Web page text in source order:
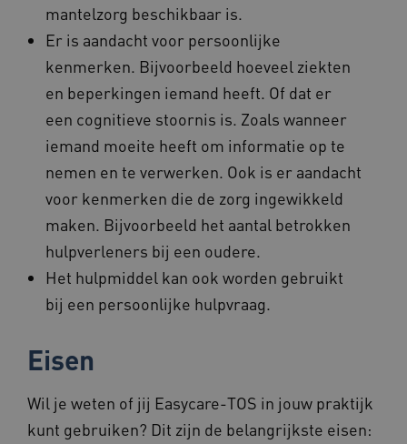
mantelzorg beschikbaar is.
Er is aandacht voor persoonlijke
kenmerken. Bijvoorbeeld hoeveel ziekten
en beperkingen iemand heeft. Of dat er
een cognitieve stoornis is. Zoals wanneer
iemand moeite heeft om informatie op te
nemen en te verwerken. Ook is er aandacht
voor kenmerken die de zorg ingewikkeld
maken. Bijvoorbeeld het aantal betrokken
hulpverleners bij een oudere.
Het hulpmiddel kan ook worden gebruikt
bij een persoonlijke hulpvraag.
Eisen
Wil je weten of jij Easycare-TOS in jouw praktijk
kunt gebruiken? Dit zijn de belangrijkste eisen:
ARRAffinity
.www.beteroud.nl
AWSALBCORS
Amazon.com Inc.
f765.beteroud.nl